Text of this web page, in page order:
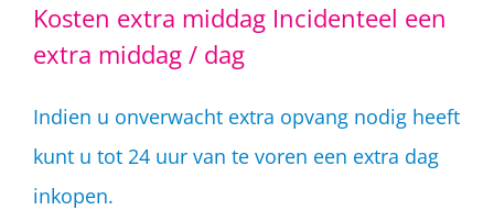
Kosten extra middag Incidenteel een
extra middag / dag
Indien u onverwacht extra opvang nodig heeft
kunt u tot 24 uur van te voren een extra dag
inkopen.